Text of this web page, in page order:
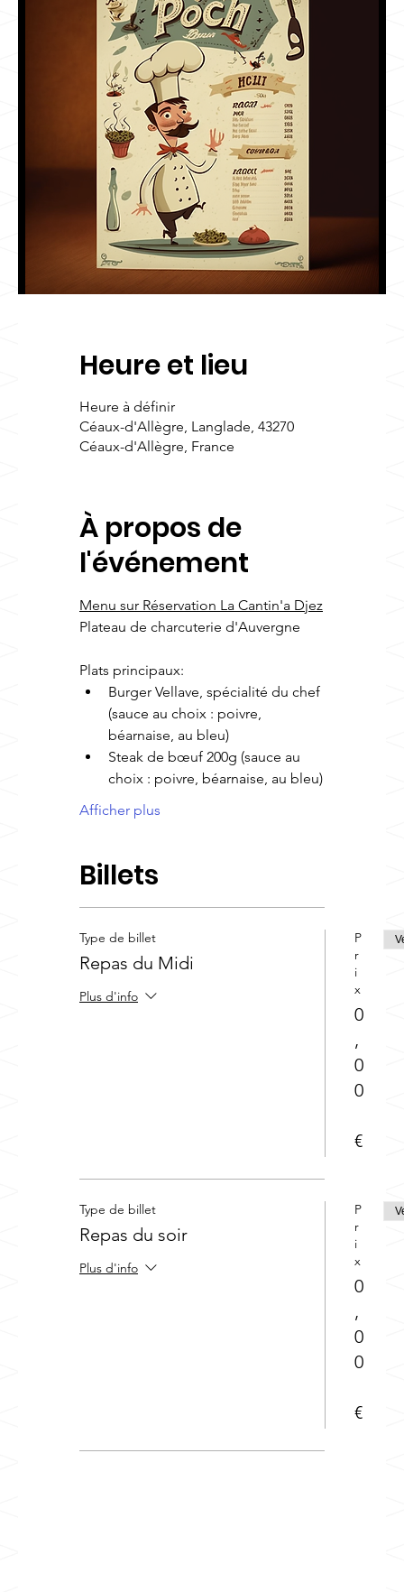
Heure et lieu
Heure à définir
Céaux-d'Allègre, Langlade, 43270
Céaux-d'Allègre, France
À propos de
l'événement
Menu sur Réservation La Cantin'a Djez
Plateau de charcuterie d'Auvergne
Plats principaux:
Burger Vellave, spécialité du chef
(sauce au choix : poivre,
béarnaise, au bleu)
Steak de bœuf 200g (sauce au
choix : poivre, béarnaise, au bleu)
Afficher plus
Billets
Type de billet
Repas du Midi
Plus d'info
P
r
i
x
0
,
0
0
€
Type de billet
Repas du soir
Plus d'info
P
r
i
x
0
,
0
0
€